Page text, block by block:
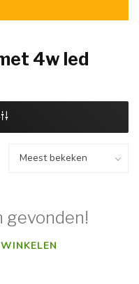
4w led
gevonden!